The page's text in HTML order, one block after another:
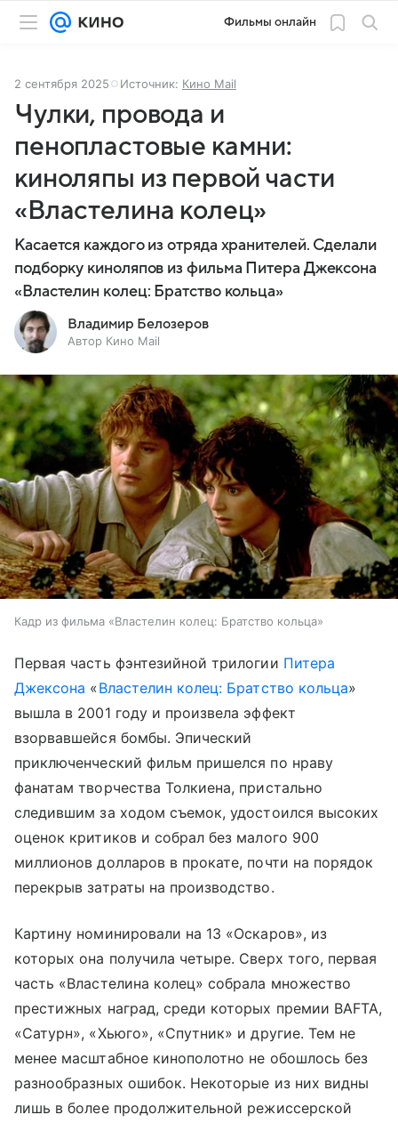
Фильмы онлайн
2 сентября 2025 Источник: Кино Mail
Чулки, провода и
пенопластовые камни:
киноляпы из первой части
«Властелина колец»
Касается каждого из отряда хранителей. Сделали
подборку киноляпов из фильма Питера Джексона
«Властелин колец: Братство кольца»
Владимир Белозеров
Автор Кино Mail
Кадр из фильма «Властелин колец: Братство кольца»
Первая часть фэнтезийной трилогии Питера
Джексона «Властелин колец: Братство кольца»
вышла в 2001 году и произвела эффект
взорвавшейся бомбы. Эпический
приключенческий фильм пришелся по нраву
фанатам творчества Толкиена, пристально
следившим за ходом съемок, удостоился высоких
оценок критиков и собрал без малого 900
миллионов долларов в прокате, почти на порядок
перекрыв затраты на производство.
Картину номинировали на 13 «Оскаров», из
которых она получила четыре. Сверх того, первая
часть «Властелина колец» собрала множество
престижных наград, среди которых премии BAFTA,
«Сатурн», «Хьюго», «Спутник» и другие. Тем не
менее масштабное кинополотно не обошлось без
разнообразных ошибок. Некоторые из них видны
лишь в более продолжительной режиссерской